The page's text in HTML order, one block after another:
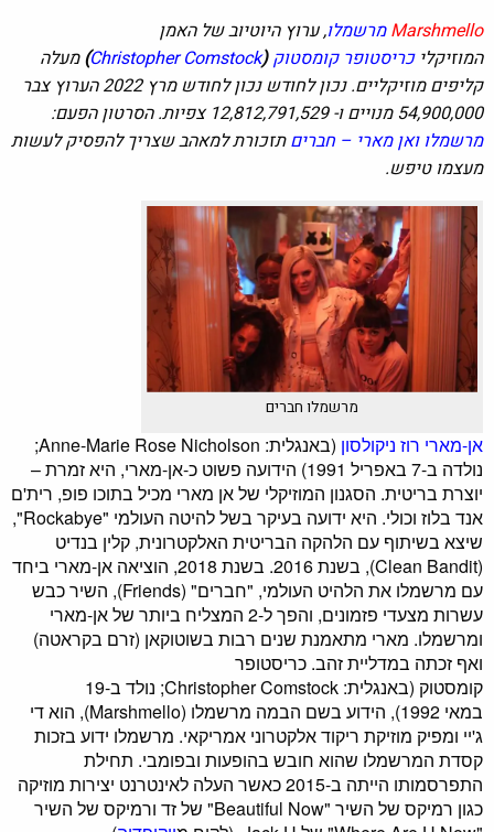
Marshmelloמרשמלו, ערוץ היוטיוב של האמן
המוזיקליכריסטופרקומסטוק(
Christopher Comstock
)מעלה
קליפים מוזיקליים. נכון לחודש נכון לחודש מרץ 2022 הערוץ צבר
54,900,000 מנויים ו- 12,812,791,529 צפיות. הסרטון הפעם:
מרשמלו ואן מארי – חבריםתזכורת למאהב שצריך להפסיק לעשות
מעצמו טיפש.
מרשמלו חברים
אן-מארי רוז ניקולסון
(באנגלית: Anne-Marie Rose Nicholson;
נולדה ב-7 באפריל 1991) הידועה פשוט כ-אן-מארי, היא זמרת –
יוצרת בריטית. הסגנון המוזיקלי של אן מארי מכיל בתוכו פופ, רית'ם
אנד בלוז וכולי. היא ידועה בעיקר בשל להיטה העולמי "Rockabye",
שיצא בשיתוף עם הלהקה הבריטית האלקטרונית, קלין בנדיט
(Clean Bandit), בשנת 2016. בשנת 2018, הוציאה אן-מארי ביחד
עם מרשמלו את הלהיט העולמי, "חברים" (Friends), השיר כבש
עשרות מצעדי פזמונים, והפך ל-2 המצליח ביותר של אן-מארי
ומרשמלו. מארי מתאמנת שנים רבות בשוטוקאן (זרם בקראטה)
ואף זכתה במדליית זהב. כריסטופר
קומסטוק (באנגלית: Christopher Comstock; נולד ב-19
במאי 1992), הידוע בשם הבמה מרשמלו (Marshmello), הוא די
ג'יי ומפיק מוזיקת ריקוד אלקטרוני אמריקאי. מרשמלו ידוע בזכות
קסדת המרשמלו שהוא חובש בהופעות ובפומבי. תחילת
התפרסמותו הייתה ב-2015 כאשר העלה לאינטרנט יצירות מוזיקה
כגון רמיקס של השיר "Beautiful Now" של זד ורמיקס של השיר